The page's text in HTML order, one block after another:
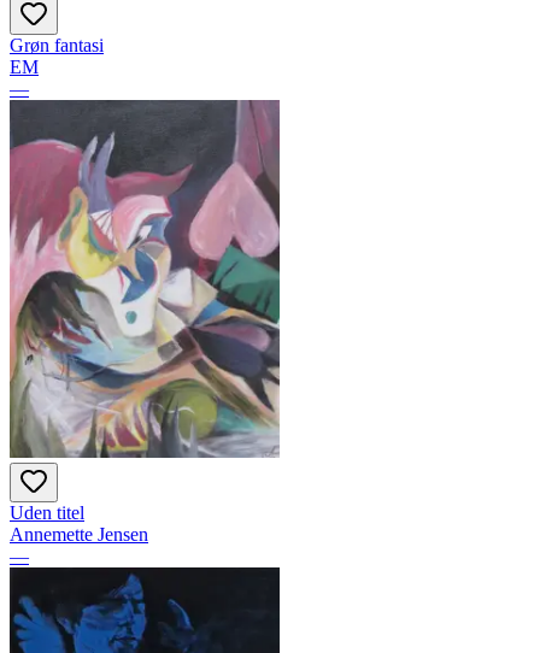
Grøn fantasi
EM
—
Uden titel
Annemette Jensen
—